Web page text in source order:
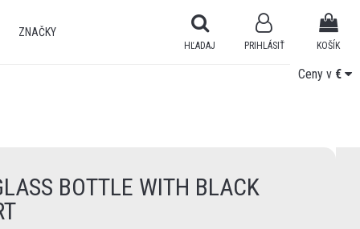
Ceny v €
Ceny v €
ZNAČKY
KOŠÍK
PRIHLÁSIŤ
HĽADAJ
BOTTLE WITH BLACK